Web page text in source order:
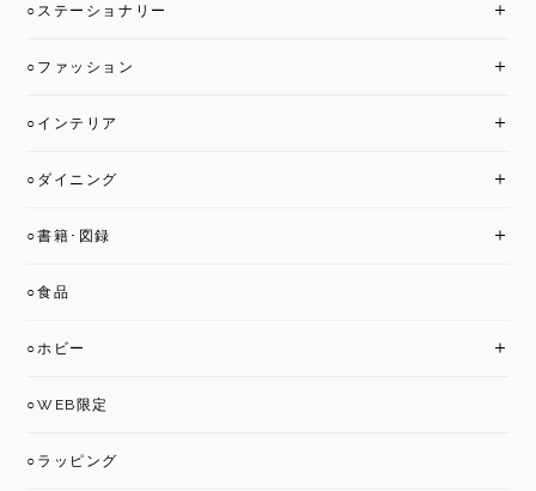
○ステーショナリー
○ファッション
○インテリア
○ダイニング
○書籍･図録
○食品
○ホビー
○WEB限定
○ラッピング